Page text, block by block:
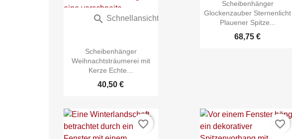
Scheibenhänger
Weihnachtsträumerei mit
Kerze Echte...
40,50 €
 Schnellansicht
Scheibenhänger
Glockenzauber Sternenlicht
Plauener Spitze...
68,75 €
Schnellansicht
favorite_border favorite_border